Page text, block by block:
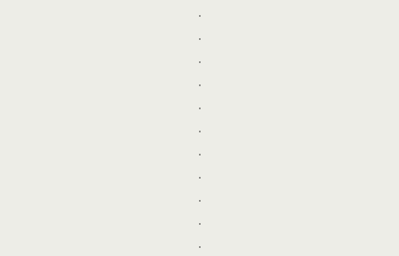
.
.
.
.
.
.
.
.
.
.
.